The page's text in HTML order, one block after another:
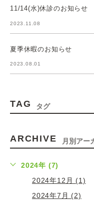
11/14(水)休診のお知らせ
2023.11.08
夏季休暇のお知らせ
2023.08.01
TAG タグ
ARCHIVE 月別アー
2024年 (7)
2024年12月 (1)
2024年7月 (2)